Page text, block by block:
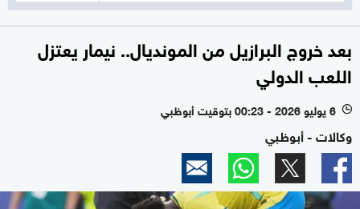
بعد خروج البرازيل من المونديال.. نيمار يعتزل
اللعب الدولي
l 6 يوليو 2026 - 00:23 بتوقيت أبوظبي
وكالات - أبوظبي